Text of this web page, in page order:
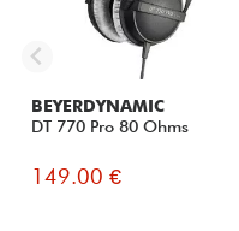
BEYERDYNAMIC
DT 770 Pro 80 Ohms
149.00 €